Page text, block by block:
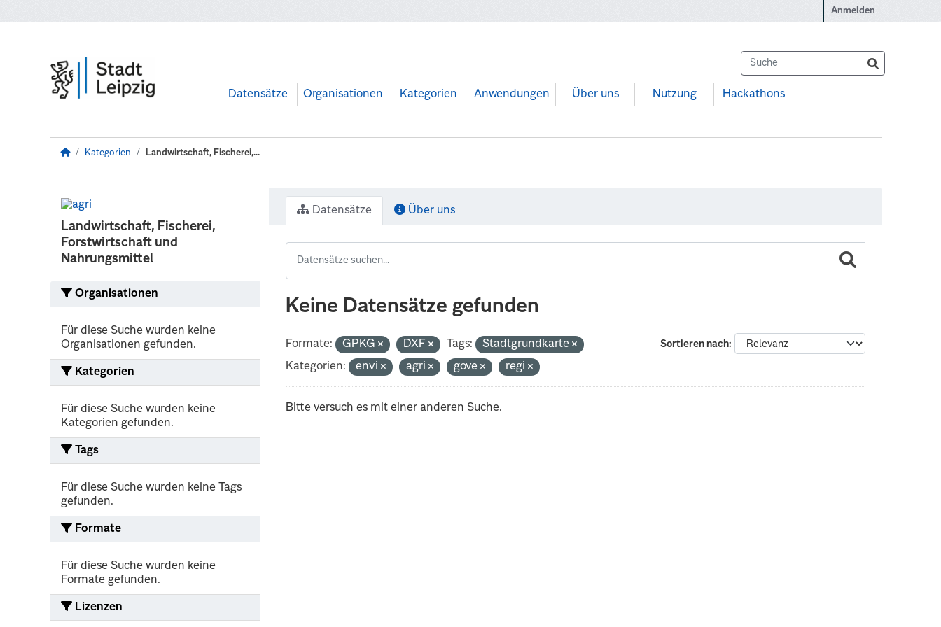
Anmelden
Datensätze Organisationen Kategorien Anwendungen Über uns Nutzung Hackathons
Kategorien Landwirtschaft, Fischerei,...
Landwirtschaft, Fischerei,
Forstwirtschaft und
Nahrungsmittel
Organisationen
Für diese Suche wurden keine
Organisationen gefunden.
Kategorien
Für diese Suche wurden keine
Kategorien gefunden.
Tags
Für diese Suche wurden keine Tags
gefunden.
Formate
Für diese Suche wurden keine
Formate gefunden.
Lizenzen
Datensätze Über uns
Keine Datensätze gefunden
Sortieren nach
Formate: GPKG DXF Tags:
Stadtgrundkarte
Kategorien:
envi agri gove regi
Bitte versuch es mit einer anderen Suche.